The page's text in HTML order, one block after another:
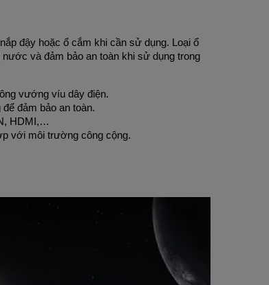
đậy hoặc ổ cắm khi cần sử dụng. Loại ổ
và đảm bảo an toàn khi sử dụng trong
vướng víu dây điện.
đảm bảo an toàn.
HDMI,…
với môi trường công cộng.